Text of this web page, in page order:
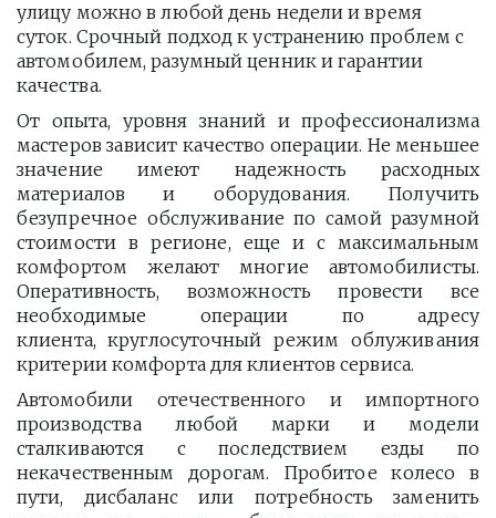
улицу можно в любой день недели и время
суток. Срочный подход к устранению проблем с
автомобилем, разумный ценник и гарантии
качества.
От опыта, уровня знаний и профессионализма
мастеров зависит качество операции. Не меньшее
значение имеют надежность расходных
материалов и оборудования. Получить
безупречное обслуживание по самой разумной
стоимости в регионе, еще и с максимальным
комфортом желают многие автомобилисты.
Оперативность, возможность провести все
необходимые операции по адресу
клиента, круглосуточный режим облуживания
критерии комфорта для клиентов сервиса.
Автомобили отечественного и импортного
производства любой марки и модели
сталкиваются с последствием езды по
некачественным дорогам. Пробитое колесо в
пути, дисбаланс или потребность заменить